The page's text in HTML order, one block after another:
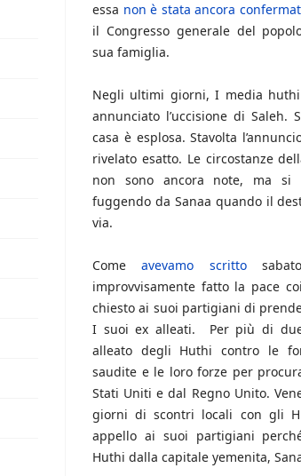
essa non è stata ancora
il Congresso generale del
sua famiglia.
Negli ultimi giorni, I media
annunciato l’uccisione di Saleh.
casa è esplosa. Stavolta
rivelato esatto. Le circostanze
non sono ancora note, ma si
fuggendo da Sanaa quando il
via.
Comeavevamo scritto
improvvisamente fatto la pace
chiesto ai suoi partigiani di
I suoi ex alleati. Per più di
alleato degli Huthi contro le
saudite e le loro forze per
Stati Uniti e dal Regno Unito.
giorni di scontri locali con gli
appello ai suoi partigiani
Huthi dalla capitale yemenita,